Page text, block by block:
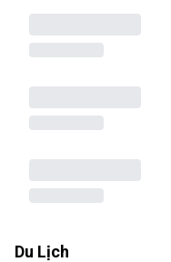
Du Lịch